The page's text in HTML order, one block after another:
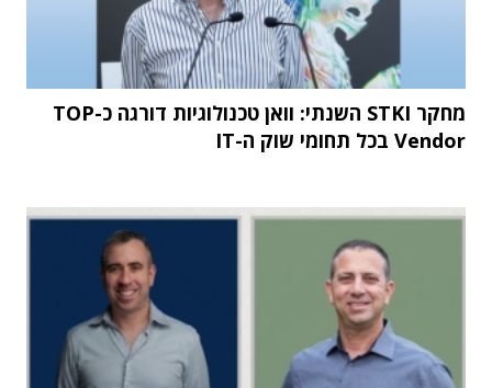
מחקר STKI השנתי: וואן טכנולוגיות דורגה כ-TOP
Vendor בכל תחומי שוק ה-IT